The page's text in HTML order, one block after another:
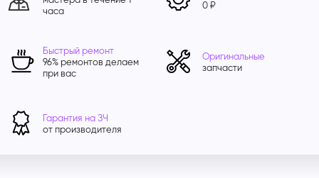
часа
0 ₽
Быстрый ремонт
96% ремонтов делаем
при вас
Оригинальные
запчасти
Гарантия на ЗЧ
от производителя